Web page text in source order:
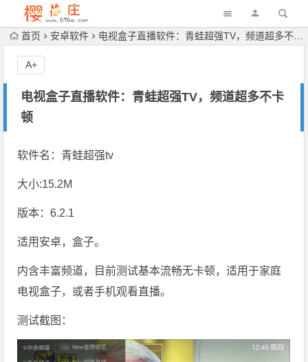
首页 安卓软件 电视盒子直播软件：青蛙超强TV，频道超多不卡顿
电视盒子直播软件：青蛙超强TV，频道超多不卡
顿
A+
软件名：青蛙超强tv
大小:15.2M
版本：6.2.1
适用安卓，盒子。
内含丰富频道，目前测试基本流畅无卡顿，适用于家庭
电视盒子，或者手机观看直播。
测试截图：